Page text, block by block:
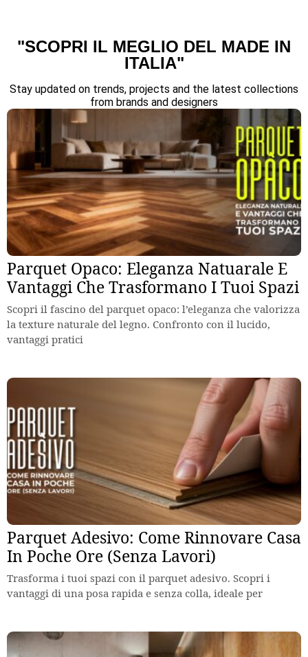
"SCOPRI IL MEGLIO DEL MADE IN
ITALIA"
Stay updated on trends, projects and the latest collections
from brands and designers
Parquet Opaco: Eleganza Natuarale E
Vantaggi Che Trasformano I Tuoi Spazi
Scopri il fascino del parquet opaco: l’eleganza che valorizza
la texture naturale del legno. Confronto con il lucido,
vantaggi pratici
Parquet Adesivo: Come Rinnovare Casa
In Poche Ore (Senza Lavori)
Trasforma i tuoi spazi con il parquet adesivo. Scopri i
vantaggi di una posa rapida e senza colla, ideale per